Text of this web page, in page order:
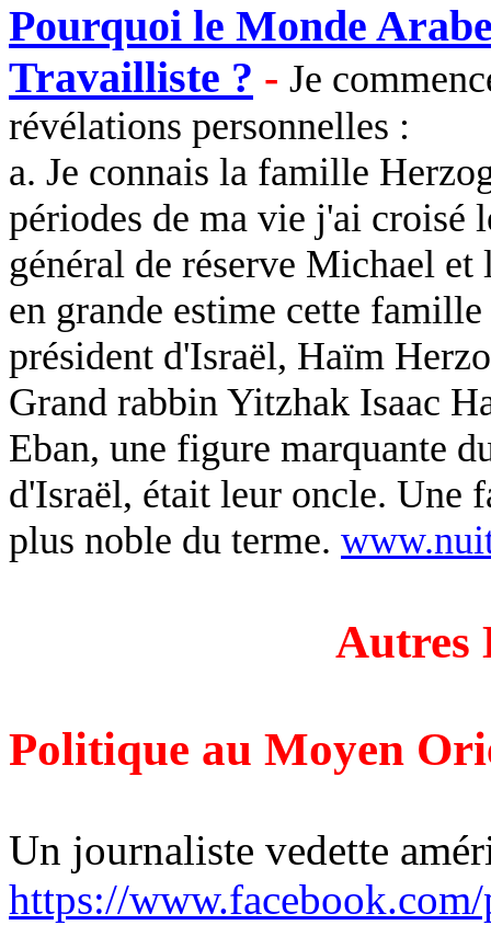
Pourquoi le Monde
Travailliste ? - Je
révélations personnelles :
a. Je connais la famille
périodes de ma vie j'ai croisé
général de réserve Michael
en grande estime cette
président d'Israël, Haïm
Grand rabbin Yitzhak Isaac
Eban, une figure marquante
d'Israël, était leur oncle. Une
plus noble du terme.
Autres
Politique au Moyen
Un journaliste vedette
https://